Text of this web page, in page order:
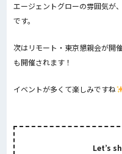
エージェントグローの雰囲気が
です。
次はリモート・東京懇親会が開
も開催されます！
イベントが多くて楽しみですね
Let’s